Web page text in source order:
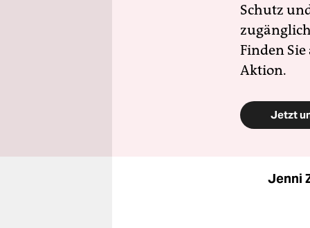
Schutz
Finden
Aktion.
Jetzt
Jenni